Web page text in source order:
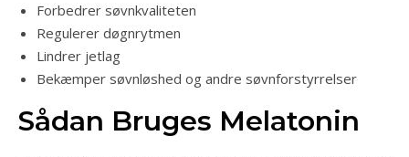
Forbedrer søvnkvaliteten
Regulerer døgnrytmen
Lindrer jetlag
Bekæmper søvnløshed og andre søvnforstyrrelser
Sådan Bruges Melatonin